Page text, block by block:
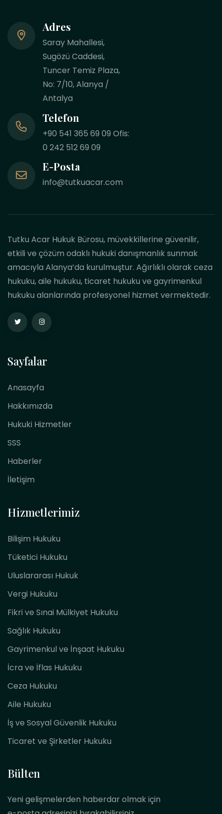
Adres
Saray Mahallesi,
Sugözü Caddesi,
Tuncer Temiz Plaza,
No: 7/10, Alanya /
Antalya
Telefon
+90 541 365 69 09 Ofis:
0 242 512 69 09
E-Posta
info@tutkuacar.com
Tutku Acar Hukuk Bürosu, müvekkillerine güvenilir,
etkili ve çözüm odaklı hukuki danışmanlık sunmak
amacıyla Alanya’da kurulmuştur. Ağırlıklı olarak ceza
hukuku, aile hukuku, ticaret hukuku ve gayrimenkul
hukuku alanlarında profesyonel hizmet vermektedir.
Sayfalar
Anasayfa
Hakkımızda
Hukuki Hizmetler
SSS
Haberler
İletişim
Hizmetlerimiz
Bilişim Hukuku
Tüketici Hukuku
Uluslararası Hukuk
Vergi Hukuku
Fikri ve Sınai Mülkiyet Hukuku
Sağlık Hukuku
Gayrimenkul ve İnşaat Hukuku
İcra ve İflas Hukuku
Ceza Hukuku
Aile Hukuku
İş ve Sosyal Güvenlik Hukuku
Ticaret ve Şirketler Hukuku
Bülten
Yeni gelişmelerden haberdar olmak için